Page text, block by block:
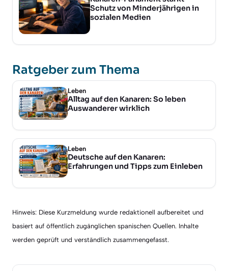
Schutz von Minderjährigen in
sozialen Medien
Ratgeber zum Thema
Leben
Alltag auf den Kanaren: So leben
Auswanderer wirklich
Leben
Deutsche auf den Kanaren:
Erfahrungen und Tipps zum Einleben
Hinweis: Diese Kurzmeldung wurde redaktionell aufbereitet und
basiert auf öffentlich zugänglichen spanischen Quellen. Inhalte
werden geprüft und verständlich zusammengefasst.